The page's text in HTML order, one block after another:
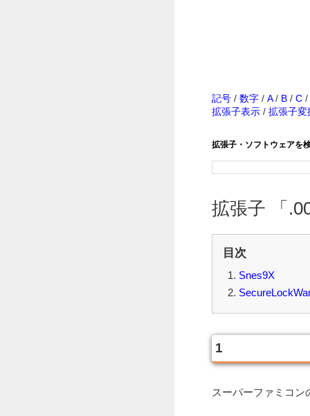
記号 / 数字 / A/ B / C /
拡張子表示 / 拡張子変
拡張子・ソフトウェアを
拡張子 「
目次
Snes9X
1
スーパーファミコ